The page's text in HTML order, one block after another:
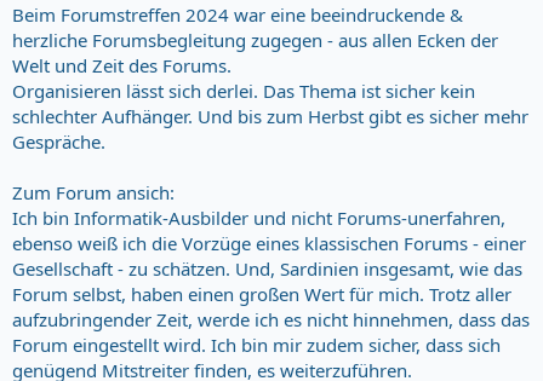
Beim Forumstreffen 2024 war eine beeindruckende &
herzliche Forumsbegleitung zugegen - aus allen Ecken der
Welt und Zeit des Forums.
Organisieren lässt sich derlei. Das Thema ist sicher kein
schlechter Aufhänger. Und bis zum Herbst gibt es sicher mehr
Gespräche.
Zum Forum ansich:
Ich bin Informatik-Ausbilder und nicht Forums-unerfahren,
ebenso weiß ich die Vorzüge eines klassischen Forums - einer
Gesellschaft - zu schätzen. Und, Sardinien insgesamt, wie das
Forum selbst, haben einen großen Wert für mich. Trotz aller
aufzubringender Zeit, werde ich es nicht hinnehmen, dass das
Forum eingestellt wird. Ich bin mir zudem sicher, dass sich
genügend Mitstreiter finden, es weiterzuführen.